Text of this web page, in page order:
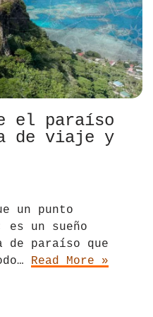
el paraíso
de viaje y
un punto
es un sueño
de paraíso que
Read More »